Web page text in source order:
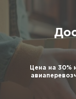
Цена на 30%